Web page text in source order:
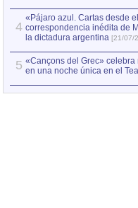
4
«Pájaro azul. Cartas desde
correspondencia inédita de
la dictadura argentina [21/07/
5 «Cançons del Grec»
en una noche única en el